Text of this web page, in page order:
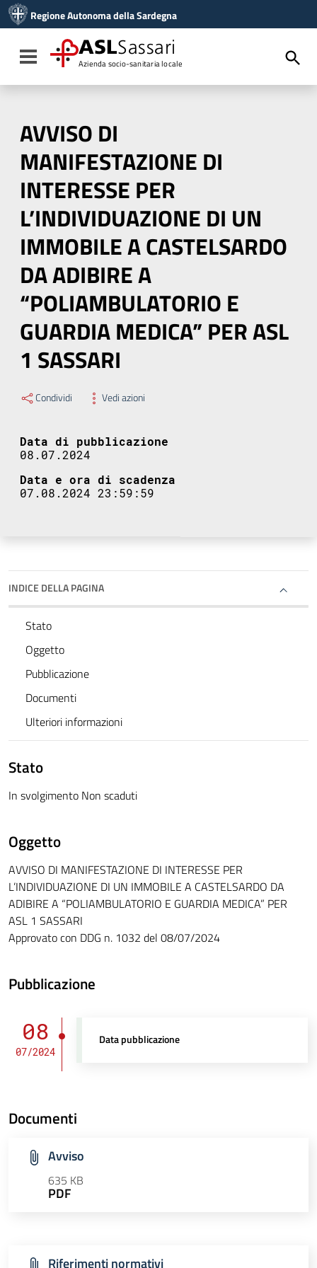
Vai al menu di navigazione
Vai al footer
Regione Autonoma della Sardegna
Toggle navigation
ASLSassari
Azienda socio-sanitaria locale
AVVISO DI
MANIFESTAZIONE DI
INTERESSE PER
L’INDIVIDUAZIONE DI UN
IMMOBILE A CASTELSARDO
DA ADIBIRE A
“POLIAMBULATORIO E
GUARDIA MEDICA” PER ASL
1 SASSARI
Condividi Vedi azioni
Data di pubblicazione
08.07.2024
Data e ora di scadenza
07.08.2024 23:59:59
INDICE DELLA PAGINA
Stato
Oggetto
Pubblicazione
Documenti
Ulteriori informazioni
Stato
In svolgimento Non scaduti
Oggetto
AVVISO DI MANIFESTAZIONE DI INTERESSE PER
L’INDIVIDUAZIONE DI UN IMMOBILE A CASTELSARDO DA
ADIBIRE A “POLIAMBULATORIO E GUARDIA MEDICA” PER
ASL 1 SASSARI
Approvato con DDG n. 1032 del 08/07/2024
Pubblicazione
08
07/2024
Data pubblicazione
Documenti
Avviso
635 KB
PDF
Riferimenti normativi